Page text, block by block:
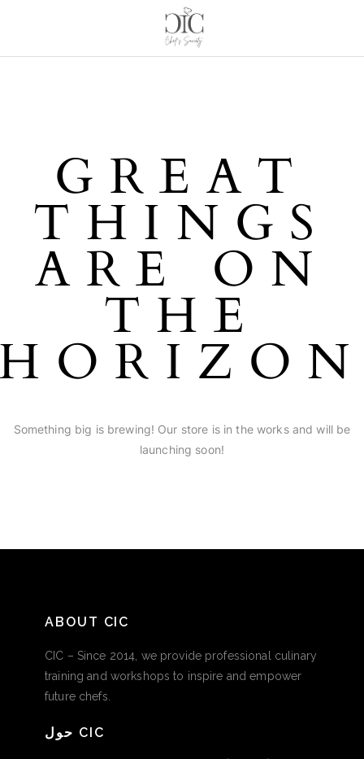
GREAT
THINGS
ARE ON
THE
Something big is brewing! Our store is in the works and will be
launching soon!
ABOUT CIC
CIC – Since 2014, we provide professional culinary
training and workshops to inspire and empower
future chefs.
حول CIC